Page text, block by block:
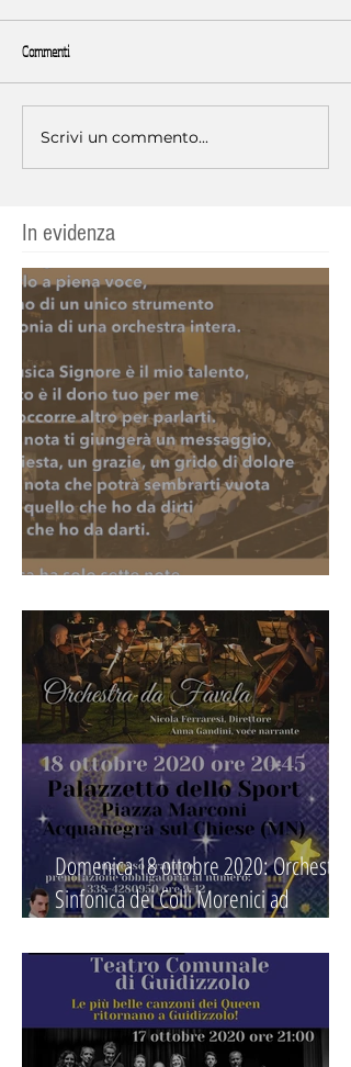
Commenti
Scrivi un commento...
In evidenza
Domenica 18 ottobre 2020: Orchestra
Sinfonica dei Colli Morenici ad